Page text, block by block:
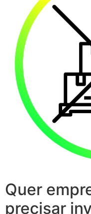
Quer
precisar